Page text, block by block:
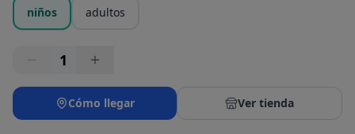
niños adultos
1
Cómo llegar Ver tienda